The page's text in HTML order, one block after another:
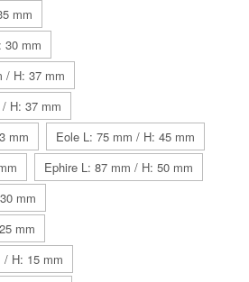
mm
30 mm
/ H: 37 mm
H: 37 mm
mm
Eole L: 75 mm / H: 45 mm
Ephire L: 87 mm / H: 50 mm
mm
mm
/ H: 15 mm